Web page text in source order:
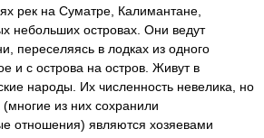
рек на Суматре, Калимантане,
небольших островах. Они ведут
переселяясь в лодках из одного
и с острова на остров. Живут в
народы. Их численность невелика, но
из них сохранили
отношения) являются хозяевами